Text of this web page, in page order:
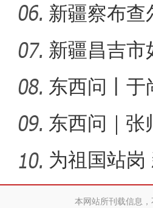
新疆察布查
新疆昌吉市
东西问丨于
局？
东西问｜张
千年良
为祖国站岗
本网站所刊载信息